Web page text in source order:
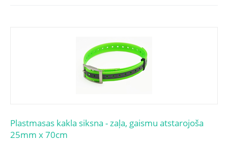
Plastmasas kakla siksna - zaļa, gaismu atstarojoša
25mm x 70cm